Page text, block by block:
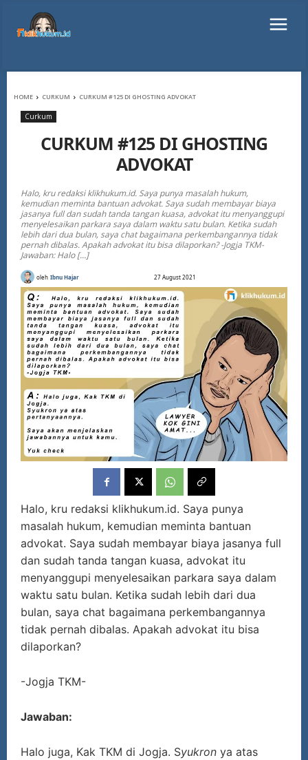
HOME CURKUM CURKUM #125 DI GHOSTING ADVOKAT
Curkum
CURKUM #125 DI GHOSTING
ADVOKAT
Halo, kru redaksi klikhukum.id. Saya punya masalah hukum,
kemudian meminta bantuan advokat. Saya sudah membayar biaya
jasanya full dan sudah tanda tangan kuasa, advokat itu menyanggupi
menyelesaikan parkara saya dalam waktu satu bulan. Ketika sudah
lebih dari dua bulan, saya chat bagaimana perkembangannya tidak
pernah dibalas. Apakah advokat itu bisa dilaporkan? -Jogja TKM-
Jawaban: Halo […]
oleh Ibnu Hajar 27 August 2021
Halo, kru redaksi klikhukum.id. Saya punya
masalah hukum, kemudian meminta bantuan
advokat. Saya sudah membayar biaya jasanya full
dan sudah tanda tangan kuasa, advokat itu
menyanggupi menyelesaikan parkara saya dalam
waktu satu bulan. Ketika sudah lebih dari dua
bulan, saya chat bagaimana perkembangannya
tidak pernah dibalas. Apakah advokat itu bisa
dilaporkan?
-Jogja TKM-
Jawaban:
Halo juga, Kak TKM di Jogja. Syukron ya atas